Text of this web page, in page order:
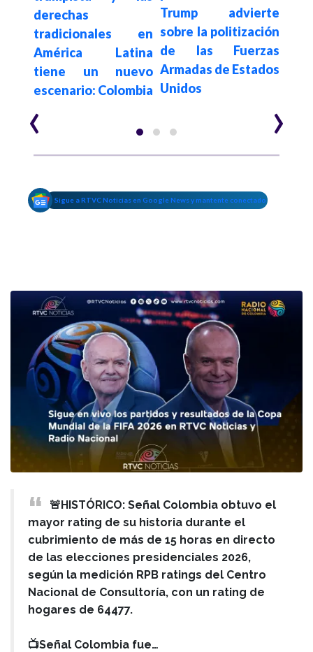
derechas
tradicionales en
América Latina
tiene un nuevo
escenario: Colombia
Trump advierte
sobre la politización
de las Fuerzas
Armadas de Estados
Unidos
‹ ›
Sigue a RTVC Noticias en Google News y mantente conectado
🚨HISTÓRICO: Señal Colombia obtuvo el
mayor rating de su historia durante el
cubrimiento de más de 15 horas en directo
de las elecciones presidenciales 2026,
según la medición RPB ratings del Centro
Nacional de Consultoría, con un rating de
hogares de 64477.
📺Señal Colombia fue…